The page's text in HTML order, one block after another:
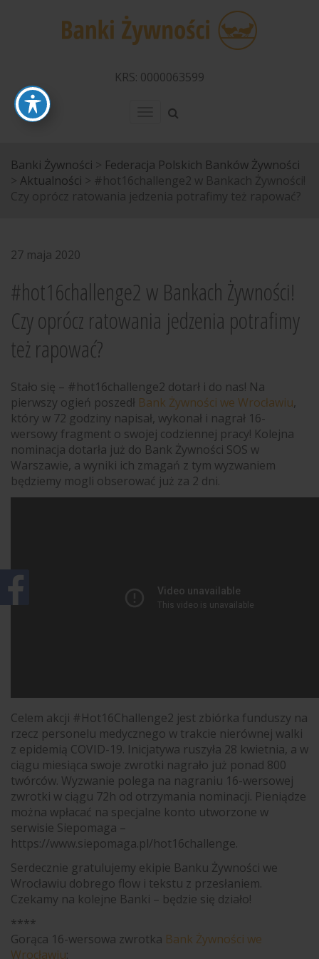
KRS: 0000063599
Menu
Banki Żywności > Federacja Polskich Banków Żywności
> Aktualności > #hot16challenge2 w Bankach Żywności!
Czy oprócz ratowania jedzenia potrafimy też rapować?
27 maja 2020
#hot16challenge2 w Bankach Żywności!
Czy oprócz ratowania jedzenia potrafimy
też rapować?
Stało się – #hot16challenge2 dotarł i do nas! Na
pierwszy ogień poszedł Bank Żywności we Wrocławiu,
który w 72 godziny napisał, wykonał i nagrał 16-
wersowy fragment o swojej codziennej pracy! Kolejna
nominacja dotarła już do Bank Żywności SOS w
Warszawie, a wyniki ich zmagań z tym wyzwaniem
będziemy mogli obserować już za 2 dni.
Celem akcji #Hot16Challenge2 jest zbiórka funduszy na
rzecz personelu medycznego w trakcie nierównej walki
z epidemią COVID-19. Inicjatywa ruszyła 28 kwietnia, a w
ciągu miesiąca swoje zwrotki nagrało już ponad 800
twórców. Wyzwanie polega na nagraniu 16-wersowej
zwrotki w ciągu 72h od otrzymania nominacji. Pieniądze
można wpłacać na specjalne konto utworzone w
serwisie Siepomaga –
https://www.siepomaga.pl/hot16challenge.
Serdecznie gratulujemy ekipie Banku Żywności we
Wrocławiu dobrego flow i tekstu z przesłaniem.
Czekamy na kolejne Banki – będzie się działo!
****
Gorąca 16-wersowa zwrotka Bank Żywności we
Wrocławiu: